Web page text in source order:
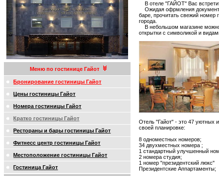
Меню по гостинице Гайот
Бронирование гостиницы Гайот
Цены гостиницы Гайот
Номера гостиницы Гайот
Кратко гостиницы Гайот
Рестораны и бары гостиницы Гайот
Фитнесс центр гостиницы Гайот
Местоположение гостиницы Гайот
Гостиница Гайот
В отеле "ГАЙОТ" Вас
Ожидая офрмления
баре, прочитать свежий
города.
В небольшом магазине можно
открытки с символикой и
Отель "Гайот" - это 47 уютных
своей планировке:
8 одноместных номеров;
34 двухместных номера ;
1 стандартный улучшенный
2 номера студия;
1 номер "президентский люкс"
Президентские Аппартаменты;